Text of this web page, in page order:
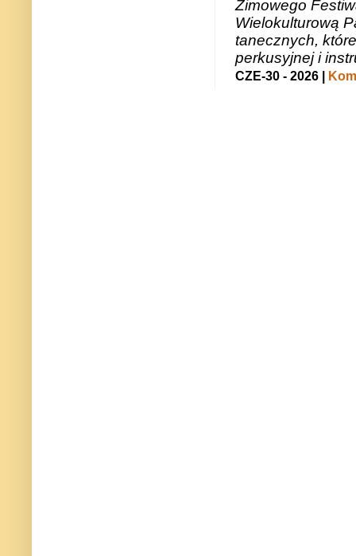
Zimowego
Wielokulturową
tanecznych,
perkusyjnej i
CZE-30 - 2026 |